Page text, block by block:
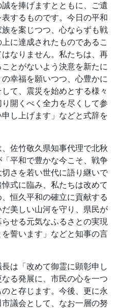
を捧げますとともに、ご遺
するものです。今日の平和
を案じつつ、心ならずも戦
に達成されたものであるこ
なりません。私たちは、再
とがないよう決意を新たに
幸福を願いつつ、心豊かに
て、震災を始めとする様々
開くべく全力を尽くして参
し上げます」などと式辞を
佐竹敬久県知事代理で北秋
平和で豊かな今こそ、戦争
さを若い世代に語り継いで
式に臨み、私たちは改めて
恒久平和の確立に貢献する
美しい山河を守り、県民が
せる元気なふるさとの実現
誓います」などと知事の言
は「改めて御霊に顕彰申し
なる発展に、市民の心を一つ
と存じます。今後、更に永
議会として、なお一層の努